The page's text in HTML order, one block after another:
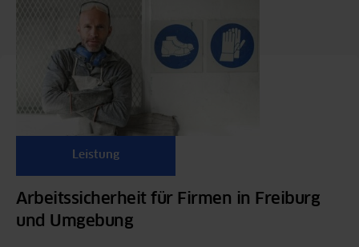
Leistung
Arbeitssicherheit für Firmen in Freiburg
und Umgebung